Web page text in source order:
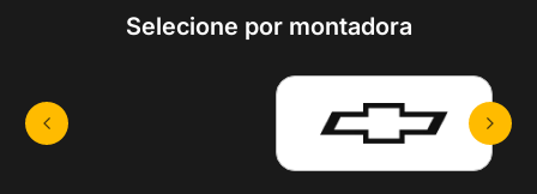
Selecione por montadora